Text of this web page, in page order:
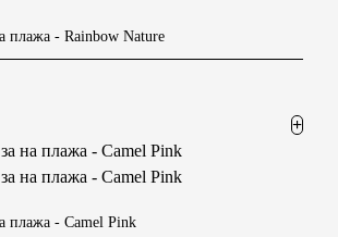
плажа - Rainbow Nature
плажа - Camel Pink